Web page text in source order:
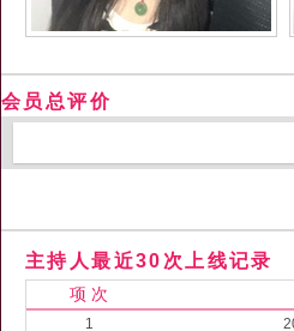
会员总评价
主持人最近30次上线记录
项 次
1